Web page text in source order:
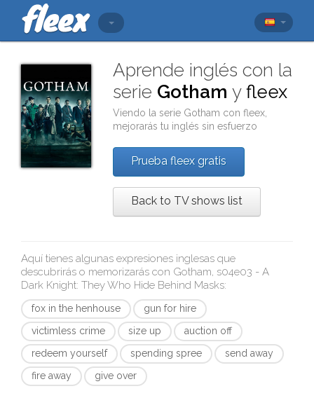
Aprende inglés con la
serie Gotham yfleex
Viendo la serie Gotham confleex
mejorarás tu inglés sin esfuerzo
Prueba fleex gratis
Back to TV shows list
Aquí tienes algunas expresiones inglesas que
descubrirás o memorizarás con Gotham, s04e03 - A
Dark Knight: They Who Hide Behind Masks:
fox in the henhouse
gun for hire
victimless crime
size up
auction off
redeem yourself
spending spree
send away
fire away
give over